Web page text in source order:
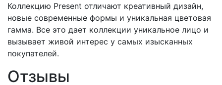
Коллекцию Present отличают креативный дизайн,
новые современные формы и уникальная цветовая
гамма. Все это дает коллекции уникальное лицо и
вызывает живой интерес у самых изысканных
покупателей.
Отзывы